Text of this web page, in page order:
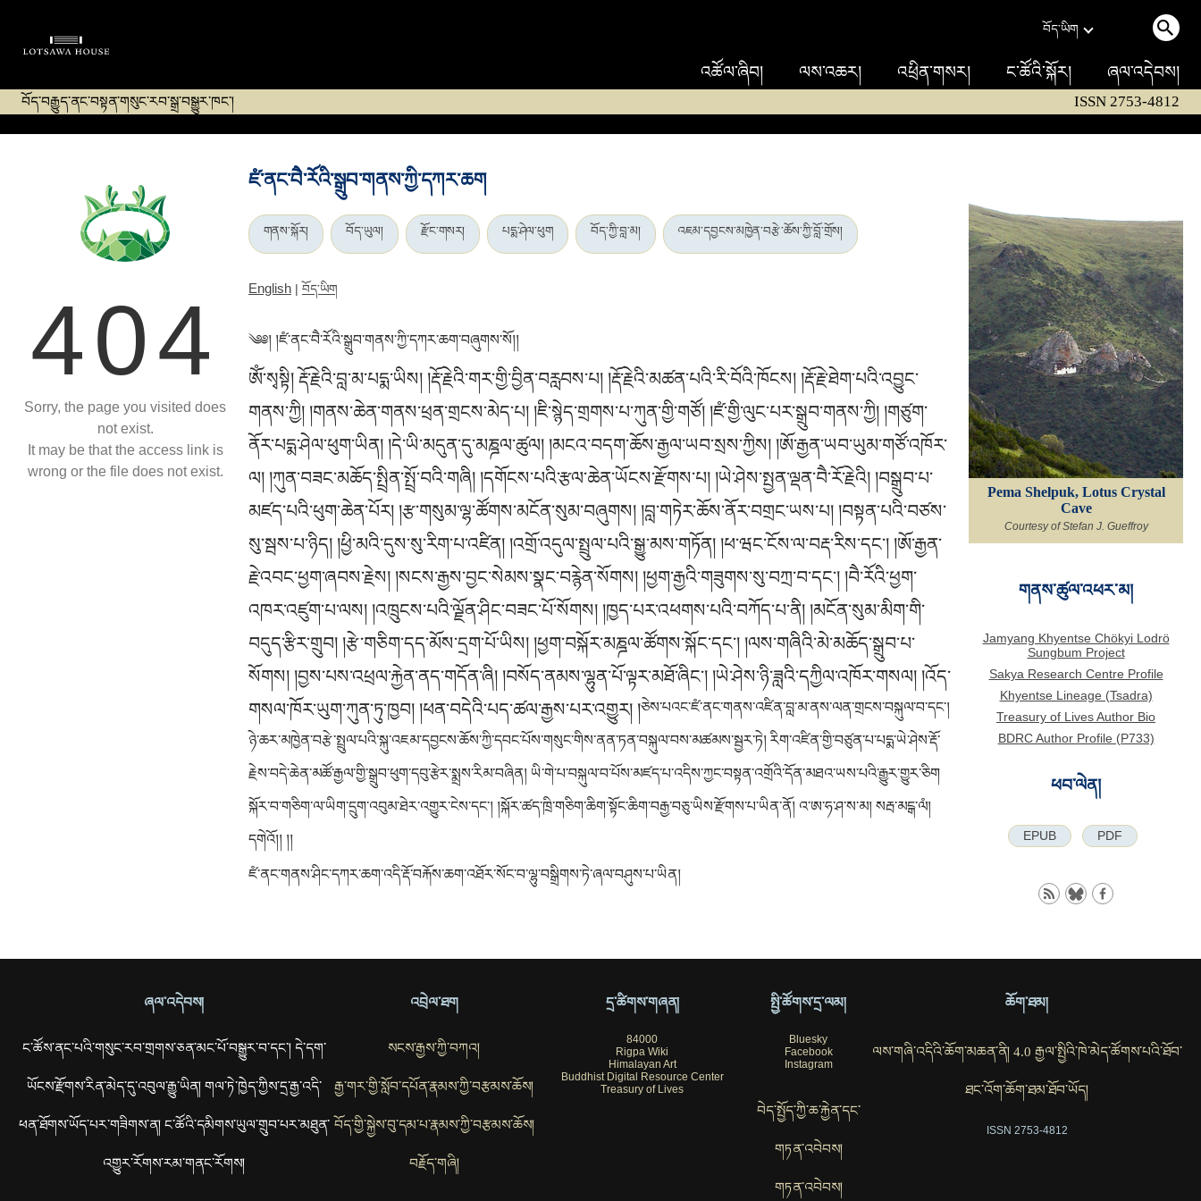
བོད་ཡིག
འཚོལ་ཞིབ། ལས་འཆར། འཕྲིན་གསར། ང་ཚོའི་སྐོར། ཞལ་འདེབས།
བོད་བརྒྱུད་ནང་བསྟན་གསུང་རབ་སྒྲ་བསྒྱུར་ཁང་། ISSN 2753-4812
404
Sorry, the page you visited does
not exist.
It may be that the access link is
wrong or the file does not exist.
ཛཾ་ནང་བཻ་རོའི་སྒྲུབ་གནས་ཀྱི་དཀར་ཆག
གནས་སྐོར། བོད་ཡུལ། རྫོང་གསར། པདྨ་ཤེལ་ཕུག བོད་ཀྱི་བླ་མ། འཇམ་དབྱངས་མཁྱེན་བརྩེ་ཆོས་ཀྱི་བློ་གྲོས།
English | བོད་ཡིག
༄༅། །ཛཾ་ནང་བཻ་རོའི་སྒྲུབ་གནས་ཀྱི་དཀར་ཆག་བཞུགས་སོ།།
ཨོཾ་སྭསྟི། རྡོ་རྗེའི་བླ་མ་པདྨ་ཡིས། །རྡོ་རྗེའི་གར་གྱི་བྱིན་བརླབས་པ། །རྡོ་རྗེའི་མཚན་པའི་རི་བོའི་ཁོངས། །རྡོ་རྗེ་ཐེག་པའི་འབྱུང་
གནས་ཀྱི། །གནས་ཆེན་གནས་ཕྲན་གྲངས་མེད་པ། །ཇི་སྙེད་གྲགས་པ་ཀུན་གྱི་གཙོ། །ཛཾ་གྱི་ལུང་པར་སྒྲུབ་གནས་ཀྱི། །གཙུག་
ནོར་པདྨ་ཤེལ་ཕུག་ཡིན། །དེ་ཡི་མདུན་དུ་མཎྜལ་ཚུལ། །མངའ་བདག་ཆོས་རྒྱལ་ཡབ་སྲས་ཀྱིས། །ཨོ་རྒྱན་ཡབ་ཡུམ་གཙོ་འཁོར་
ལ། །ཀུན་བཟང་མཆོད་སྤྲིན་སྤྲོ་བའི་གཞི། །དགོངས་པའི་རྩལ་ཆེན་ཡོངས་རྫོགས་པ། །ཡེ་ཤེས་སྤྱན་ལྡན་བཻ་རོ་རྗེའི། །བསྒྲུབ་པ་
མཛད་པའི་ཕུག་ཆེན་པོར། །རྩ་གསུམ་ལྷ་ཚོགས་མངོན་སུམ་བཞུགས། །བླ་གཏེར་ཆོས་ནོར་བགྲང་ཡས་པ། །བསྟན་པའི་བཙས་
སུ་སྦས་པ་ཉིད། །ཕྱི་མའི་དུས་སུ་རིག་པ་འཛིན། །འགྲོ་འདུལ་སྤྲུལ་པའི་སྒྱུ་མས་གཏོན། །ཕ་ཝང་ངོས་ལ་བརྡ་རིས་དང་། །ཨོ་རྒྱན་
རྗེ་འབང་ཕྱག་ཞབས་རྗེས། །སངས་རྒྱས་བྱང་སེམས་སྣང་བརྙེན་སོགས། །ཕྱག་རྒྱའི་གཟུགས་སུ་བཀྲ་བ་དང་། །བཻ་རོའི་ཕྱག་
འཁར་འཛུག་པ་ལས། །འཁྲུངས་པའི་ལྗོན་ཤིང་བཟང་པོ་སོགས། །ཁྱད་པར་འཕགས་པའི་བཀོད་པ་ནི། །མངོན་སུམ་མིག་གི་
བདུད་རྩིར་གྲུབ། །རྩེ་གཅིག་དད་མོས་དྲག་པོ་ཡིས། །ཕྱག་བསྐོར་མཎྜལ་ཚོགས་སྐོང་དང་། །ལས་གཞིའི་མེ་མཆོད་སྒྲུབ་པ་
སོགས། །བྱས་པས་འཕྲལ་རྐྱེན་ནད་གདོན་ཞི། །བསོད་ནམས་ལྷུན་པོ་ལྟར་མཐོ་ཞིང་། །ཡེ་ཤེས་ཉི་ཟླའི་དཀྱིལ་འཁོར་གསལ། །འོད་
གསལ་ཁོར་ཡུག་ཀུན་ཏུ་ཁྱབ། །ཕན་བདེའི་པད་ཚལ་རྒྱས་པར་འགྱུར། །ཅེས་པའང་ཛཾ་ནང་གནས་འཛིན་བླ་མ་ནས་ལན་གྲངས་བསྐུལ་བ་དང་།
ཉེ་ཆར་མཁྱེན་བརྩེ་སྤྲུལ་པའི་སྐུ་འཇམ་དབྱངས་ཆོས་ཀྱི་དབང་པོས་གསུང་གིས་ནན་ཏན་བསྐུལ་བས་མཚམས་སྦྱར་ཏེ། རིག་འཛིན་གྱི་བཙུན་པ་པདྨ་ཡེ་ཤེས་རྡོ་
རྗེས་བདེ་ཆེན་མཚོ་རྒྱལ་གྱི་སྒྲུབ་ཕུག་དབུ་རྩེར་སྨྲས་རིམ་བཞིན། ཡི་གེ་པ་བསྐུལ་བ་པོས་མཛད་པ་འདིས་ཀྱང་བསྟན་འགྲོའི་དོན་མཐའ་ཡས་པའི་རྒྱུར་གྱུར་ཅིག
སྐོར་བ་གཅིག་ལ་ཡིག་དྲུག་འབུམ་ཐེར་འགྱུར་ངེས་དང་། །སྐོར་ཚད་ཁྲི་གཅིག་ཆིག་སྟོང་ཆིག་བརྒྱ་བཅུ་ཡིས་རྫོགས་པ་ཡིན་ནོ། འ་ཨ་ཧ་ཤ་ས་མ། སརྦ་མངྒ་ལཾ།
དགེའོ།། །།
ཛཾ་ནང་གནས་ཤིང་དཀར་ཆག་འདི་རྡོ་བརྐོས་ཆག་འཐོར་སོང་བ་ལྷུ་བསྒྲིགས་ཏེ་ཞལ་བཤུས་པ་ཡིན།
Pema Shelpuk, Lotus Crystal
Cave
Courtesy of Stefan J. Gueffroy
གནས་ཚུལ་འཕར་མ།
Jamyang Khyentse Chökyi Lodrö
Sungbum Project
Sakya Research Centre Profile
Khyentse Lineage (Tsadra)
Treasury of Lives Author Bio
BDRC Author Profile (P733)
ཕབ་ལེན།
EPUB PDF
ཞལ་འདེབས།
ང་ཚོས་ནང་པའི་གསུང་རབ་གྲགས་ཅན་མང་པོ་བསྒྱུར་བ་དང་། དེ་དག་
ཡོངས་རྫོགས་རིན་མེད་དུ་འབུལ་རྒྱུ་ཡིན། གལ་ཏེ་ཁྱེད་ཀྱིས་དྲ་རྒྱ་འདི་
ཕན་ཐོགས་ཡོད་པར་གཟིགས་ན། ང་ཚོའི་དམིགས་ཡུལ་གྲུབ་པར་མཐུན་
འགྱུར་རོགས་རམ་གནང་རོགས།
འབྲེལ་ཐག
སངས་རྒྱས་ཀྱི་བཀའ།
རྒྱ་གར་གྱི་སློབ་དཔོན་རྣམས་ཀྱི་བརྩམས་ཆོས།
བོད་གྱི་སྐྱེས་བུ་དམ་པ་རྣམས་ཀྱི་བརྩམས་ཆོས།
བརྗོད་གཞི།
དྲ་ཚིགས་གཞན།
84000
Rigpa Wiki
Himalayan Art
Buddhist Digital Resource Center
Treasury of Lives
སྤྱི་ཚོགས་དྲ་ལམ།
Bluesky
Facebook
Instagram
བེད་སྤྱོད་ཀྱི་ཆ་རྐྱེན་དང་
གཏན་འབེབས།
གཏན་འབེབས།
ཆོག་ཐམ།
ལས་གཞི་འདིའི་ཆོག་མཆན་ནི། 4.0 རྒྱལ་སྤྱིའི་ཁེ་མེད་ཚོགས་པའི་ཐོབ་
ཐང་འོག་ཆོག་ཐམ་ཐོབ་ཡོད།
ISSN 2753-4812